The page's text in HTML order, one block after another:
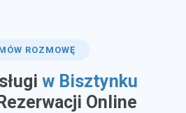
ROZMOWĘ
w Bisztynku
Online